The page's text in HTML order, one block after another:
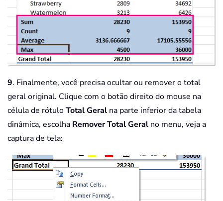
9. Finalmente, você precisa ocultar ou remover o total
geral original. Clique com o botão direito do mouse na
célula de rótuloTotal Geral na parte inferior da tabela
dinâmica, escolha Remover Total Geral no menu, veja a
captura de tela: